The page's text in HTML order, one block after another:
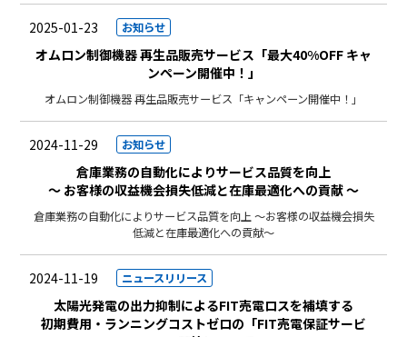
2025-01-23 お知らせ
オムロン制御機器 再生品販売サービス「最大40%OFF キャ
ンペーン開催中！」
オムロン制御機器 再生品販売サービス「キャンペーン開催中！」
2024-11-29 お知らせ
倉庫業務の自動化によりサービス品質を向上
～ お客様の収益機会損失低減と在庫最適化への貢献 ～
倉庫業務の自動化によりサービス品質を向上 ～お客様の収益機会損失
低減と在庫最適化への貢献～
2024-11-19 ニュースリリース
太陽光発電の出力抑制によるFIT売電ロスを補填する
初期費用・ランニングコストゼロの「FIT売電保証サービ